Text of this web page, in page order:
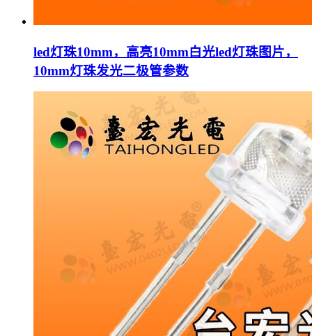
led灯珠10mm，高亮10mm白光led灯珠图片，
10mm灯珠发光二极管参数